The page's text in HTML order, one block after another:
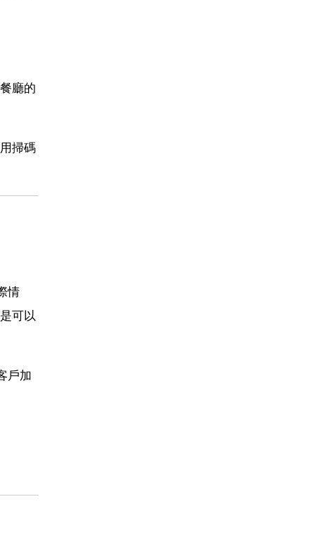
廳的
掃碼
情
可以
戶加